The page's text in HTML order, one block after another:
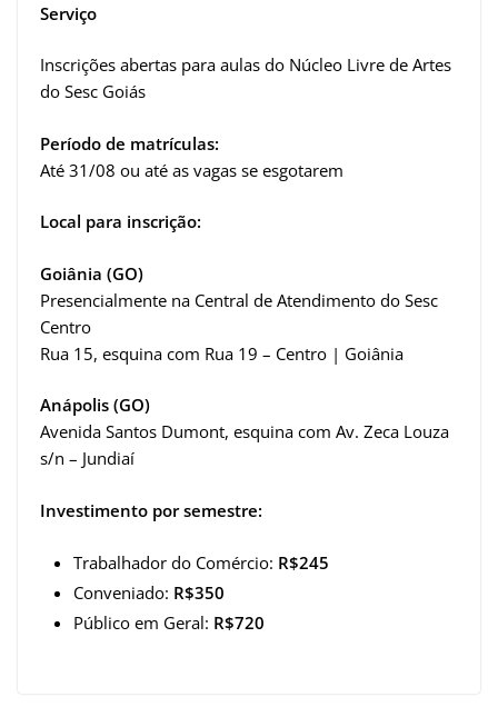
Serviço
Inscrições abertas para aulas do Núcleo Livre de Artes
do Sesc Goiás
Período de matrículas:
Até 31/08 ou até as vagas se esgotarem
Local para inscrição:
Goiânia (GO)
Presencialmente na Central de Atendimento do Sesc
Centro
Rua 15, esquina com Rua 19 – Centro | Goiânia
Anápolis (GO)
Avenida Santos Dumont, esquina com Av. Zeca Louza
s/n – Jundiaí
Investimento por semestre:
Trabalhador do Comércio: R$245
Conveniado: R$350
Público em Geral: R$720